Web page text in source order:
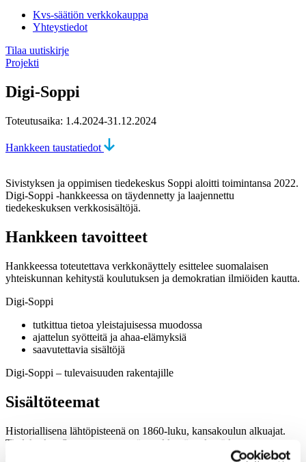
Kvs-säätiön verkkokauppa
Yhteystiedot
Tilaa uutiskirje
Projekti
Digi-Soppi
Toteutusaika: 1.4.2024-31.12.2024
Hankkeen taustatiedot
Sivistyksen ja oppimisen tiedekeskus Soppi aloitti toimintansa 2022.
Digi-Soppi -hankkeessa on täydennetty ja laajennettu
tiedekeskuksen verkkosisältöjä.
Hankkeen tavoitteet
Hankkeessa toteutettava verkkonäyttely esittelee suomalaisen
yhteiskunnan kehitystä koulutuksen ja demokratian ilmiöiden kautta.
Digi-Soppi
tutkittua tietoa yleistajuisessa muodossa
ajattelun syötteitä ja ahaa-elämyksiä
saavutettavia sisältöjä
Digi-Soppi – tulevaisuuden rakentajille
Sisältöteemat
Historiallisena lähtöpisteenä on 1860-luku, kansakoulun alkuajat.
Tiedekeskus Sopen tapaan myös verkkonäyttelyssä katsotaan
eteenpäin ja kurkistetaan 2100-luvun kuvitteelliseen tulevaisuuteen